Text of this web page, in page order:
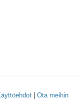
| Ota meihin